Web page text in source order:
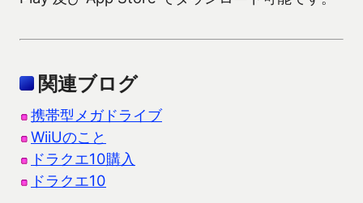
関連ブログ
携帯型メガドライブ
WiiUのこと
ドラクエ10購入
ドラクエ10